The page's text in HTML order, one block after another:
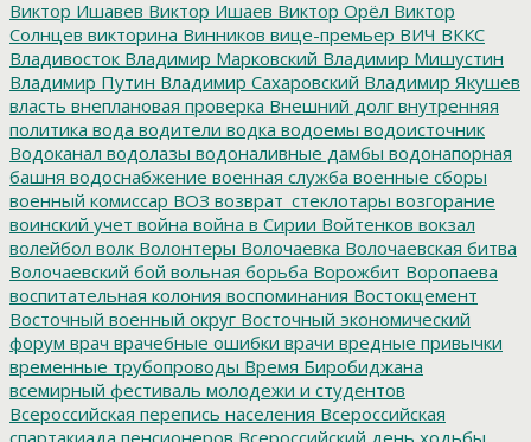
Виктор Ишавев Виктор Ишаев Виктор Орёл Виктор
Солнцев викторина Винников вице-премьер ВИЧ ВККС
Владивосток Владимир Марковский Владимир Мишустин
Владимир Путин Владимир Сахаровский Владимир Якушев
власть внеплановая проверка Внешний долг внутренняя
политика вода водители водка водоемы водоисточник
Водоканал водолазы водоналивные дамбы водонапорная
башня водоснабжение военная служба военные сборы
военный комиссар ВОЗ возврат_стеклотары возгорание
воинский учет война война в Сирии Войтенков вокзал
волейбол волк Волонтеры Волочаевка Волочаевская битва
Волочаевский бой вольная борьба Ворожбит Воропаева
воспитательная колония воспоминания Востокцемент
Восточный военный округ Восточный экономический
форум врач врачебные ошибки врачи вредные привычки
временные трубопроводы Время Биробиджана
всемирный фестиваль молодежи и студентов
Всероссийская перепись населения Всероссийская
спартакиада пенсионеров Всероссийский день ходьбы